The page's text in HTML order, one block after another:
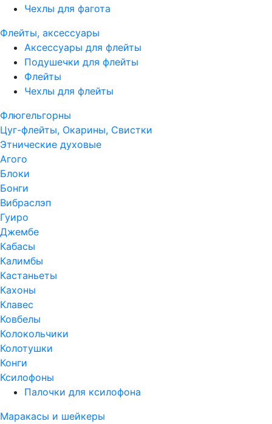
Чехлы для фагота
Флейты, аксессуары
Аксессуары для флейты
Подушечки для флейты
Флейты
Чехлы для флейты
Флюгельгорны
Цуг-флейты, Окарины, Свистки
Этнические духовые
Агого
Блоки
Бонги
Вибраслэп
Гуиро
Джембе
Кабасы
Калимбы
Кастаньеты
Кахоны
Клавес
Ковбелы
Колокольчики
Колотушки
Конги
Ксилофоны
Палочки для ксилофона
Маракасы и шейкеры